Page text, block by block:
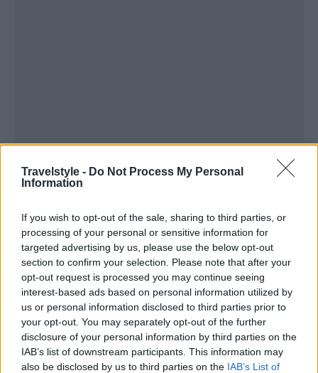
Travelstyle - Do Not Process My Personal
Information
If you wish to opt-out of the sale, sharing to third parties, or
processing of your personal or sensitive information for
targeted advertising by us, please use the below opt-out
section to confirm your selection. Please note that after your
opt-out request is processed you may continue seeing
interest-based ads based on personal information utilized by
us or personal information disclosed to third parties prior to
your opt-out. You may separately opt-out of the further
disclosure of your personal information by third parties on the
IAB’s list of downstream participants. This information may
also be disclosed by us to third parties on the IAB’s List of